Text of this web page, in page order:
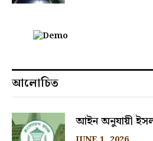
আলোচিত
আইন অনুযায়ী